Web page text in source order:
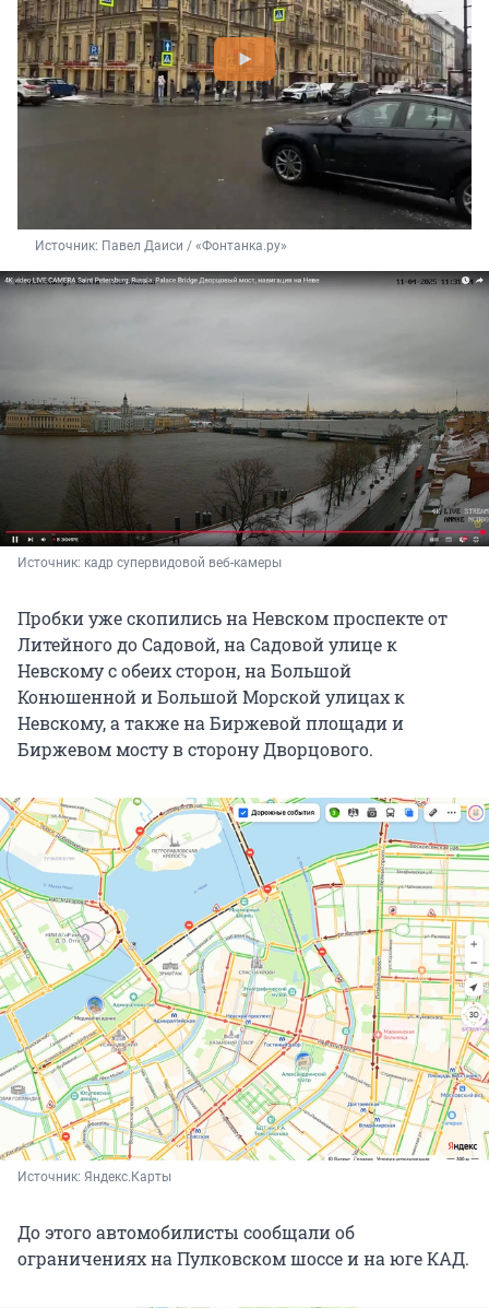
Источник: Павел Даиси / «Фонтанка.ру»
Источник: кадр супервидовой веб-камеры
Пробки уже скопились на Невском проспекте от
Литейного до Садовой, на Садовой улице к
Невскому с обеих сторон, на Большой
Конюшенной и Большой Морской улицах к
Невскому, а также на Биржевой площади и
Биржевом мосту в сторону Дворцового.
Источник: Яндекс.Карты
До этого автомобилисты сообщали об
ограничениях на Пулковском шоссе и на юге КАД.